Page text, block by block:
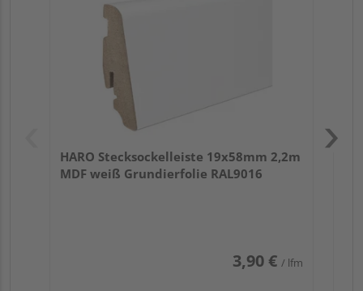
HARO Stecksockelleiste 19x58mm 2,2m
MDF weiß Grundierfolie RAL9016
3,90 € / lfm